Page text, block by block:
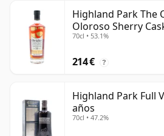
Highland Park The
Oloroso Sherry
años
70cl • 53.1%
214 € ?
Highland Park Full
años
70cl • 47.2%